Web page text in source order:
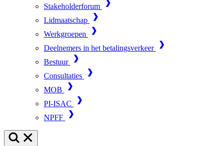
Stakeholderforum
Lidmaatschap
Werkgroepen
Deelnemers in het betalingsverkeer
Bestuur
Consultaties
MOB
PI-ISAC
NPFF